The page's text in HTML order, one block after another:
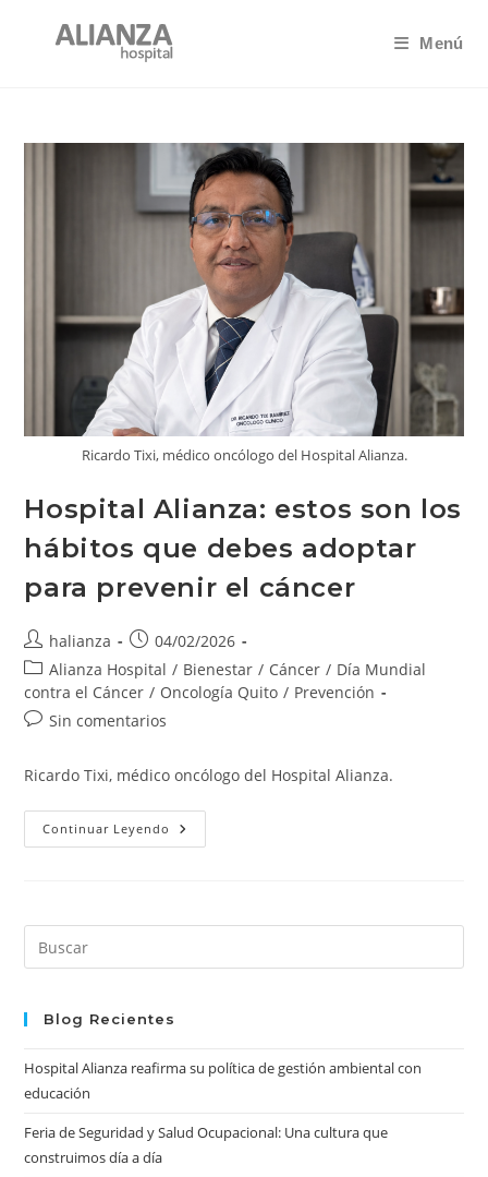
Menú
Ricardo Tixi, médico oncólogo del Hospital Alianza.
Hospital Alianza: estos son los
hábitos que debes adoptar
para prevenir el cáncer
Autor
de
la
entrada:
halianza
Publicación
de
la
04/02/2026
Categoría
de
la
Alianza Hospital / Bienestar / Cáncer / Día Mundial
contra el Cáncer / Oncología Quito / Prevención
Comentarios
la
Sin comentarios
Ricardo Tixi, médico oncólogo del Hospital Alianza.
Continuar Leyendo Hospital
Alianza:
Que
Para
Cáncer
Blog Recientes
Hospital Alianza reafirma su política de gestión ambiental con
educación
Feria de Seguridad y Salud Ocupacional: Una cultura que
construimos día a día